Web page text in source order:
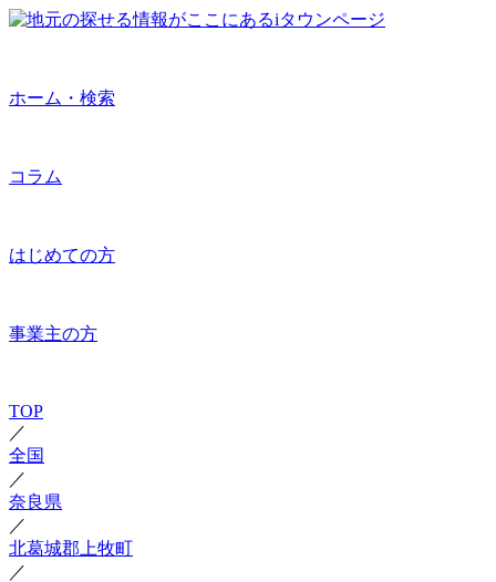
ホーム・検索
コラム
はじめての方
事業主の方
TOP
／
全国
／
奈良県
／
北葛城郡上牧町
／